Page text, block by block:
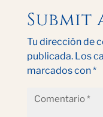
Submit
Tu dirección de
publicada. Los
marcados con*